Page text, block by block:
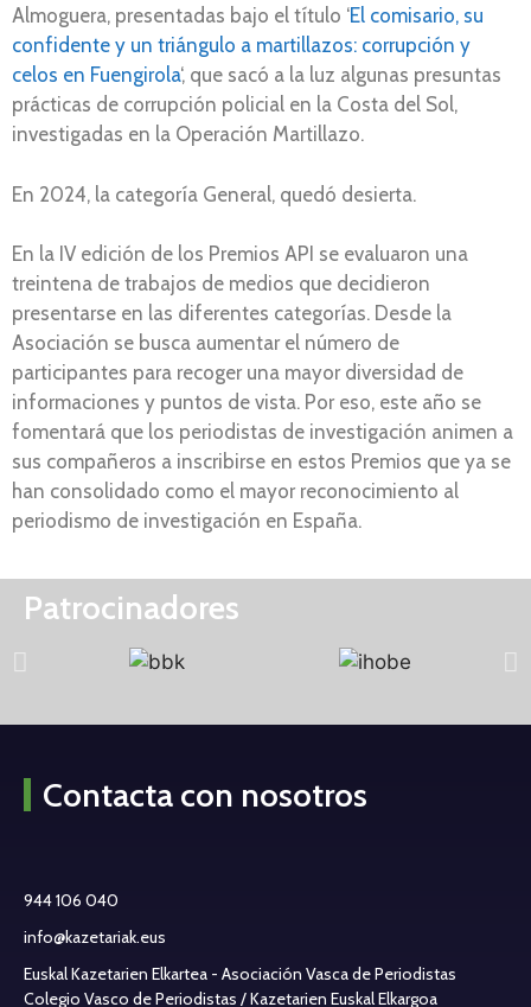
Almoguera, presentadas bajo el título ‘El comisario, su
confidente y un triángulo a martillazos: corrupción y
celos en Fuengirola‘, que sacó a la luz algunas presuntas
prácticas de corrupción policial en la Costa del Sol,
investigadas en la Operación Martillazo.
En 2024, la categoría General, quedó desierta.
En la IV edición de los Premios API se evaluaron una
treintena de trabajos de medios que decidieron
presentarse en las diferentes categorías. Desde la
Asociación se busca aumentar el número de
participantes para recoger una mayor diversidad de
informaciones y puntos de vista. Por eso, este año se
fomentará que los periodistas de investigación animen a
sus compañeros a inscribirse en estos Premios que ya se
han consolidado como el mayor reconocimiento al
periodismo de investigación en España.
Patrocinadores
Contacta con nosotros
944 106 040
info@kazetariak.eus
Euskal Kazetarien Elkartea - Asociación Vasca de Periodistas
Colegio Vasco de Periodistas / Kazetarien Euskal Elkargoa